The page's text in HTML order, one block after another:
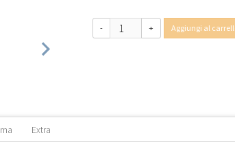
- + Aggiungi al
Extra